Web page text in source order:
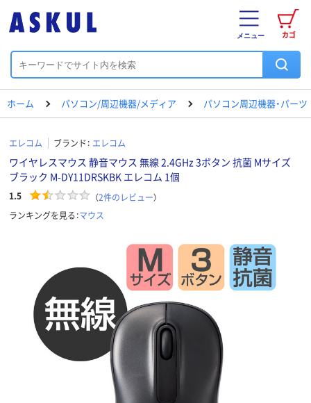
カゴ
メニュー
ホーム パソコン/周辺機器/メディア パソコン周辺機器・パーツ
エレコム ブランド： エレコム
ワイヤレスマウス 静音マウス 無線 2.4GHz 3ボタン 抗菌 Mサイズ
ブラック M-DY11DRSKBK エレコム 1個
1.5 （2件のレビュー）
ランキングを見る：マウス